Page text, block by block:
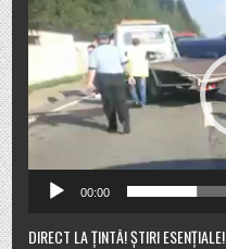
video
00:00
DIRECT LA ȚINTĂ! ȘTIRI ESENȚIALE!